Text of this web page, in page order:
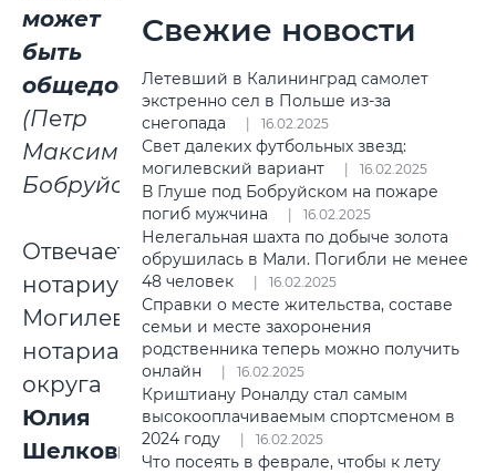
может
быть
общедоступным?»
(Петр
Максимович,
Бобруйск).
Отвечает
нотариус
Могилевского
нотариального
округа
Юлия
Шелковина:
Свежие новости
Летевший в Калининград самолет
экстренно сел в Польше из-за
снегопада
16.02.2025
Свет далеких футбольных звезд:
могилевский вариант
16.02.2025
В Глуше под Бобруйском на пожаре
погиб мужчина
16.02.2025
Нелегальная шахта по добыче золота
обрушилась в Мали. Погибли не менее
48 человек
16.02.2025
Справки о месте жительства, составе
семьи и месте захоронения
родственника теперь можно получить
онлайн
16.02.2025
Криштиану Роналду стал самым
высокооплачиваемым спортсменом в
2024 году
16.02.2025
Что посеять в феврале, чтобы к лету